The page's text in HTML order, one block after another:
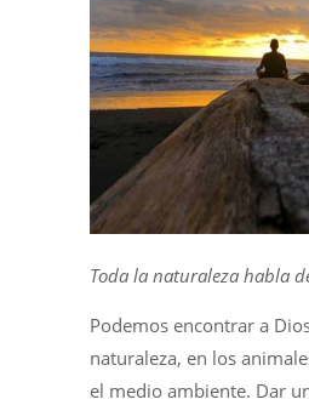
Toda la naturaleza habla
Podemos encontrar a
naturaleza, en los
el medio ambiente. Dar